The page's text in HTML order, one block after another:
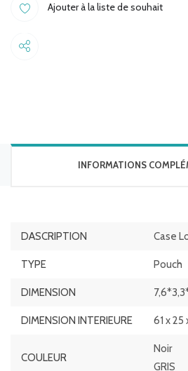
Ajouter à la liste de souhait
INFORMATIONS
DASCRIPTION Case
TYPE Pouch
DIMENSION
DIMENSION INTERIEURE 61 x 25
COULEUR
Noir
GRIS